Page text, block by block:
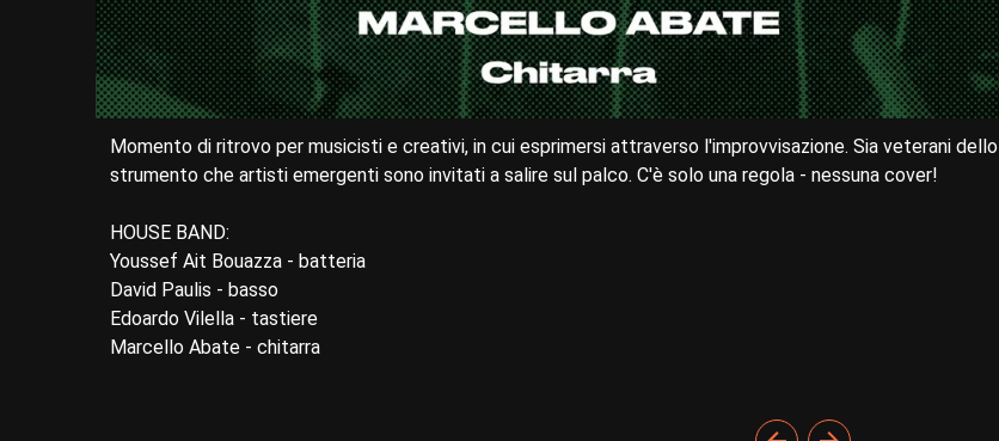
Momento di ritrovo per musicisti e creativi, in cui esprimersi attraverso l'improvvisazione. Sia veterani dello
strumento che artisti emergenti sono invitati a salire sul palco. C'è solo una regola - nessuna cover!
HOUSE BAND:
Youssef Ait Bouazza - batteria
David Paulis - basso
Edoardo Vilella - tastiere
Marcello Abate - chitarra